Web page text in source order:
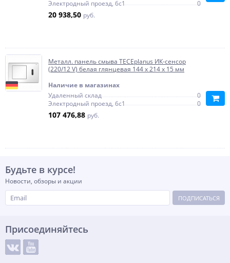
Электродный проезд, 6с1
0
20 938,50 руб.
Металл. панель смыва TECEplanus ИК-сенсор
(220/12 V) белая глянцевая 144 x 214 x 15 мм
Наличие в магазинах
Удаленный склад
0
Электродный проезд, 6с1
0
107 476,88 руб.
Будьте в курсе!
Новости, обзоры и акции
ПОДПИСАТЬСЯ
Присоединяйтесь